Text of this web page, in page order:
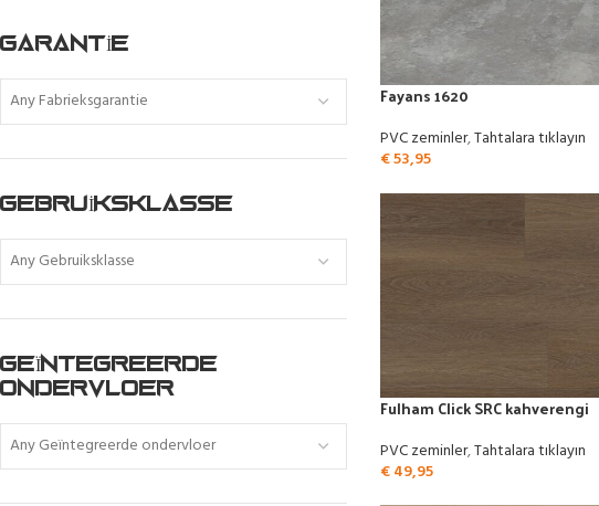
GARANTIE
Any Fabrieksgarantie
GEBRUIKSKLASSE
Any Gebruiksklasse
GEÏNTEGREERDE
ONDERVLOER
Any Geïntegreerde ondervloer
Fayans 1620
PVC zeminler,Tahtalara tıklayın
€53,95
Fulham Click SRC kahverengi
PVC zeminler,Tahtalara tıklayın
€49,95